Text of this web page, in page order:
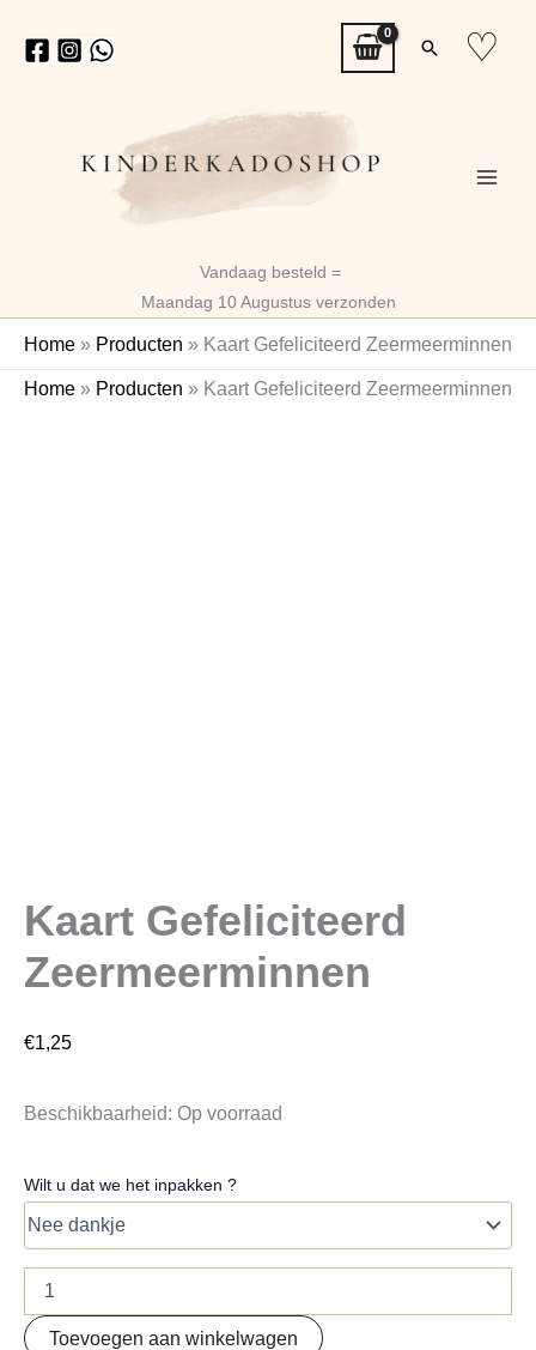
naar
Zoeken
♡
Vandaag besteld =
Maandag 10 Augustus verzonden
Home » Producten » Kaart Gefeliciteerd Zeermeerminnen
Home » Producten » Kaart Gefeliciteerd Zeermeerminnen
Kaart Gefeliciteerd
Zeermeerminnen
€1,25
Beschikbaarheid: Op voorraad
Wilt u dat we het inpakken ?
Kaart
Toevoegen aan winkelwagen